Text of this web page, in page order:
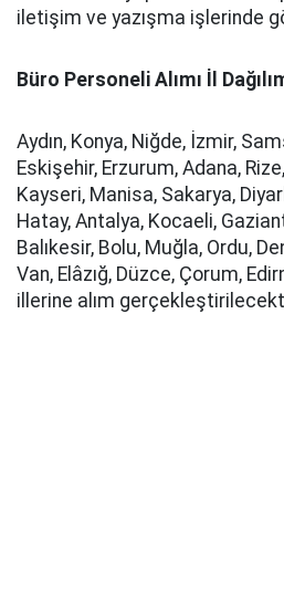
iletişim ve yazışma işlerinde
Büro Personeli Alımı İl
Aydın, Konya, Niğde, İzmir,
Eskişehir, Erzurum, Adana,
Kayseri, Manisa, Sakarya,
Hatay, Antalya, Kocaeli,
Balıkesir, Bolu, Muğla, Ordu,
Van, Elâzığ, Düzce, Çorum,
illerine alım